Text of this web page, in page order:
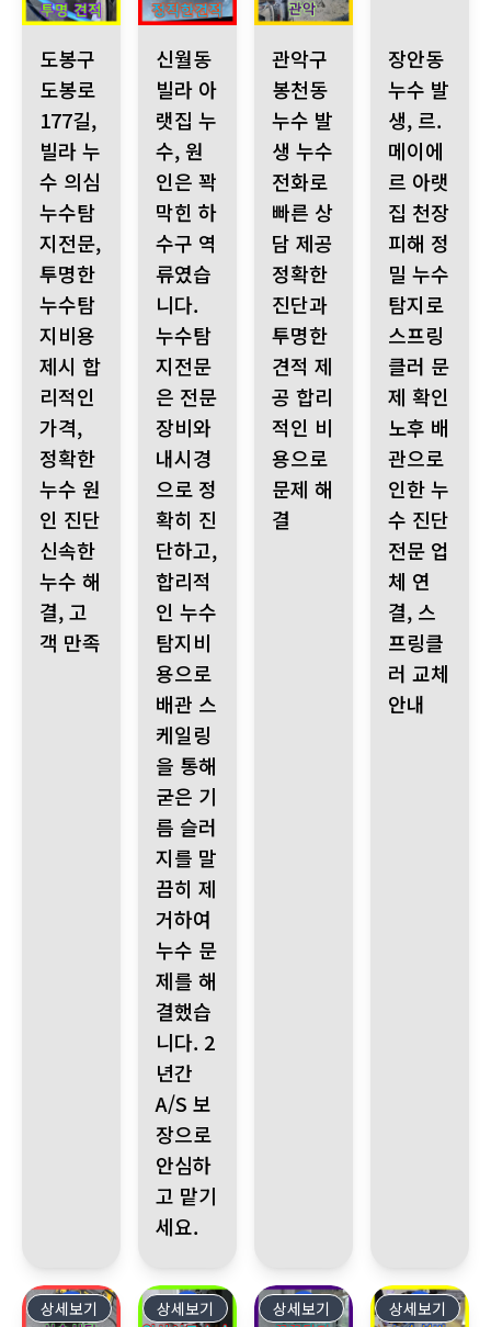
도봉구
도봉로
177길,
빌라 누
수 의심
누수탐
지전문,
투명한
누수탐
지비용
제시 합
리적인
가격,
정확한
누수 원
인 진단
신속한
누수 해
결, 고
객 만족
신월동
빌라 아
랫집 누
수, 원
인은 꽉
막힌 하
수구 역
류였습
니다.
누수탐
지전문
은 전문
장비와
내시경
으로 정
확히 진
단하고,
합리적
인 누수
탐지비
용으로
배관 스
케일링
을 통해
굳은 기
름 슬러
지를 말
끔히 제
거하여
누수 문
제를 해
결했습
니다. 2
년간
A/S 보
장으로
안심하
고 맡기
세요.
관악구
봉천동
누수 발
생 누수
전화로
빠른 상
담 제공
정확한
진단과
투명한
견적 제
공 합리
적인 비
용으로
문제 해
결
장안동
누수 발
생, 르.
메이에
르 아랫
집 천장
피해 정
밀 누수
탐지로
스프링
클러 문
제 확인
노후 배
관으로
인한 누
수 진단
전문 업
체 연
결, 스
프링클
러 교체
안내
315
상세보기 314
상세보기 313
상세보기 312
상세보기